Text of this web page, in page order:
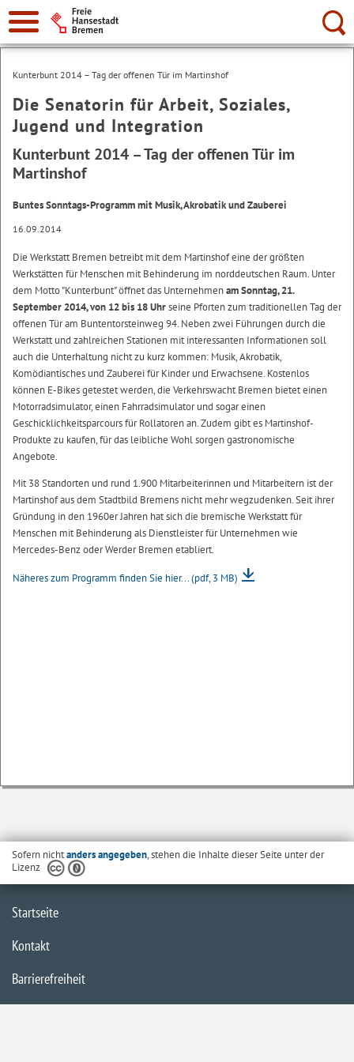
Suche:
Kunterbunt 2014 – Tag der offenen Tür im Martinshof
Die Senatorin für Arbeit, Soziales,
Jugend und Integration
Kunterbunt 2014 – Tag der offenen Tür im
Martinshof
Buntes Sonntags-Programm mit Musik, Akrobatik und Zauberei
16.09.2014
Die Werkstatt Bremen betreibt mit dem Martinshof eine der größten
Werkstätten für Menschen mit Behinderung im norddeutschen Raum. Unter
dem Motto "Kunterbunt" öffnet das Unternehmenam Sonntag, 21.
September 2014, von 12 bis 18 Uhrseine Pforten zum traditionellen Tag der
offenen Tür am Buntentorsteinweg 94. Neben zwei Führungen durch die
Werkstatt und zahlreichen Stationen mit interessanten Informationen soll
auch die Unterhaltung nicht zu kurz kommen: Musik, Akrobatik,
Komödiantisches und Zauberei für Kinder und Erwachsene. Kostenlos
können E-Bikes getestet werden, die Verkehrswacht Bremen bietet einen
Motorradsimulator, einen Fahrradsimulator und sogar einen
Geschicklichkeitsparcours für Rollatoren an. Zudem gibt es Martinshof-
Produkte zu kaufen, für das leibliche Wohl sorgen gastronomische
Angebote.
Mit 38 Standorten und rund 1.900 Mitarbeiterinnen und Mitarbeitern ist der
Martinshof aus dem Stadtbild Bremens nicht mehr wegzudenken. Seit ihrer
Gründung in den 1960er Jahren hat sich die bremische Werkstatt für
Menschen mit Behinderung als Dienstleister für Unternehmen wie
Mercedes-Benz oder Werder Bremen etabliert.
Näheres zum Programm finden Sie hier...(pdf, 3 MB)
Sofern nichtanders angegeben, stehen die Inhalte dieser Seite unter der
Lizenz
Startseite
Kontakt
Barrierefreiheit